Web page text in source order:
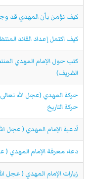
كيف نؤمن بأن المهدي قد
كيف اكتمل إعداد القائد
كتب حول الإمام المهدي
الشريف)
حركة المهدي (عجل الله
حركة التاريخ
أدعية الإمام المهدي ( عجل
دعاء معرفة الإمام المهدي (
زيارات الإمام المهدي ( عجل